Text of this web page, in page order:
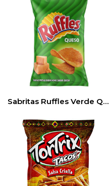
Sabritas Ruffles Verde Queso Grande (120gr) 3pack